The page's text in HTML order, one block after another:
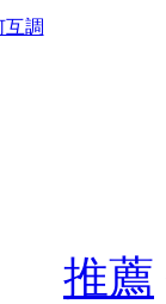
互調
推薦